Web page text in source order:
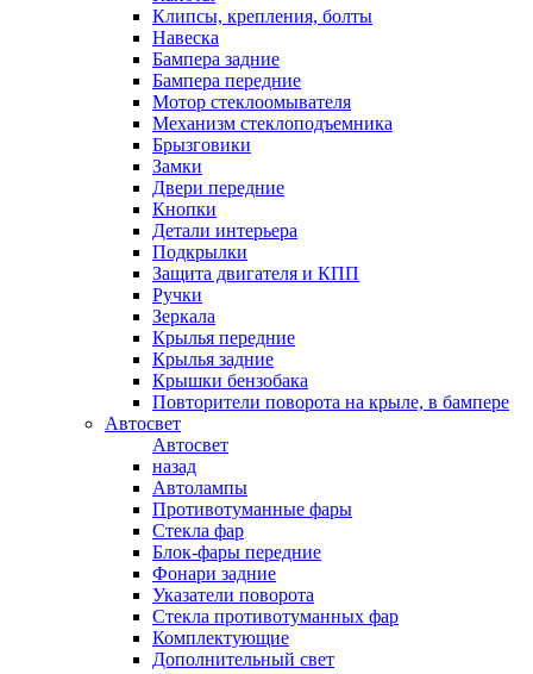
Клипсы, крепления, болты
Навеска
Бампера задние
Бампера передние
Мотор стеклоомывателя
Механизм стеклоподъемника
Брызговики
Замки
Двери передние
Кнопки
Детали интерьера
Подкрылки
Защита двигателя и КПП
Ручки
Зеркала
Крылья передние
Крылья задние
Крышки бензобака
Повторители поворота на крыле, в бампере
Автосвет
Автосвет
назад
Автолампы
Противотуманные фары
Стекла фар
Блок-фары передние
Фонари задние
Указатели поворота
Стекла противотуманных фар
Комплектующие
Дополнительный свет